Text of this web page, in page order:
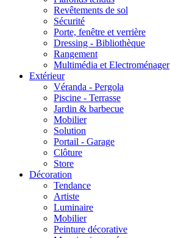
Revêtements de sol
Sécurité
Porte, fenêtre et verrière
Dressing - Bibliothèque
Rangement
Multimédia et Electroménager
Extérieur
Véranda - Pergola
Piscine - Terrasse
Jardin & barbecue
Mobilier
Solution
Portail - Garage
Clôture
Store
Décoration
Tendance
Artiste
Luminaire
Mobilier
Peinture décorative